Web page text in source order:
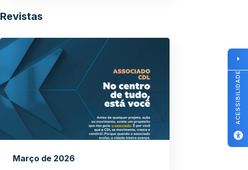
Revistas
Março de 2026
ACESSIBILIDADE